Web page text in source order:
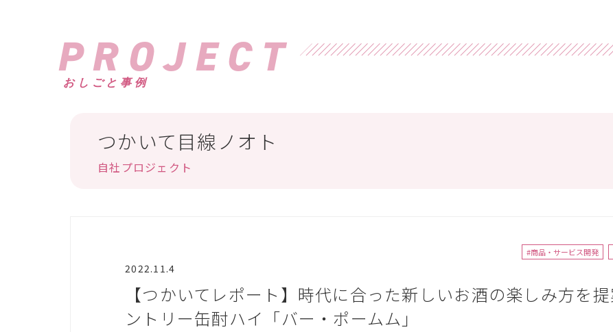
PROJECT
おしごと事例
つかいて目線ノオト
自社プロジェクト
#商品・サービス開発
2022.11.4
【つかいてレポート】時代に合った新しいお酒の楽しみ方を
ントリー缶酎ハイ「バー・ポームム」